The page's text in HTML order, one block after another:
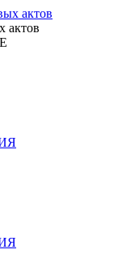
актов